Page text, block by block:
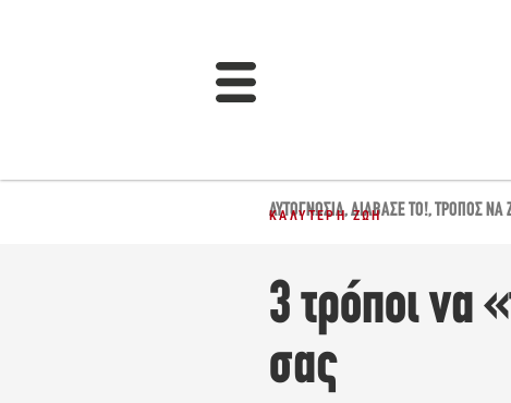
ΑΥΤΟΓΝΩΣΊΑ,ΔΙΆΒΑΣΈ ΤΟ!,ΤΡΌΠΟΣ ΝΑ
ΚΑΛΎΤΕΡΗ ΖΩΉ
3 τρόποι να
σας